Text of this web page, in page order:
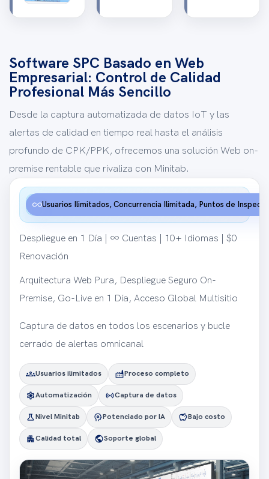
Software SPC Basado en Web
Empresarial: Control de Calidad
Profesional Más Sencillo
Desde la captura automatizada de datos IoT y las
alertas de calidad en tiempo real hasta el análisis
profundo de CPK/PPK, ofrecemos una solución Web on-
premise rentable que rivaliza con Minitab.
insights Resumen
all_inclusiveUsuarios Ilimitados, Concurrencia Ilimitada, Puntos de
Despliegue en 1 Día | ∞ Cuentas | 10+ Idiomas | $0
Renovación
Arquitectura Web Pura, Despliegue Seguro On-
Premise, Go-Live en 1 Día, Acceso Global Multisitio
Captura de datos en todos los escenarios y bucle
cerrado de alertas omnicanal
groupsUsuarios ilimitados factoryProceso completo
settingsAutomatización sensorsCaptura de datos
scienceNivel Minitab psychologyPotenciado por IA savingsBajo costo
apartmentCalidad total publicSoporte global